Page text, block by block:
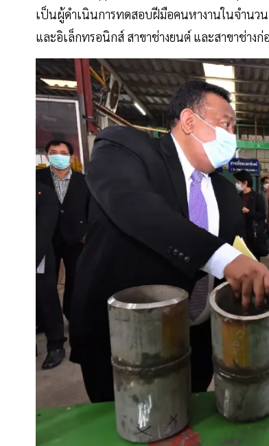
เป็นผู้ดำเนินการทดสอบฝีมือคนหางานในจำนว
และอิเล็กทรอนิกส์ สาขาช่างยนต์ และสาขาช่างก่